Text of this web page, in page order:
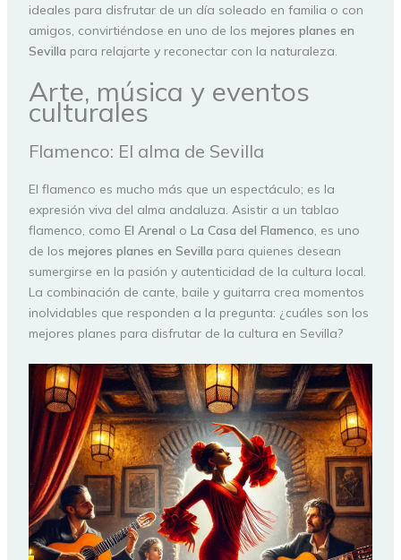
ideales para disfrutar de un día soleado en familia o con
amigos, convirtiéndose en uno de los mejores planes en
Sevilla para relajarte y reconectar con la naturaleza.
Arte, música y eventos
culturales
Flamenco: El alma de Sevilla
El flamenco es mucho más que un espectáculo; es la
expresión viva del alma andaluza. Asistir a un tablao
flamenco, como El Arenal o La Casa del Flamenco, es uno
de los mejores planes en Sevilla para quienes desean
sumergirse en la pasión y autenticidad de la cultura local.
La combinación de cante, baile y guitarra crea momentos
inolvidables que responden a la pregunta: ¿cuáles son los
mejores planes para disfrutar de la cultura en Sevilla?